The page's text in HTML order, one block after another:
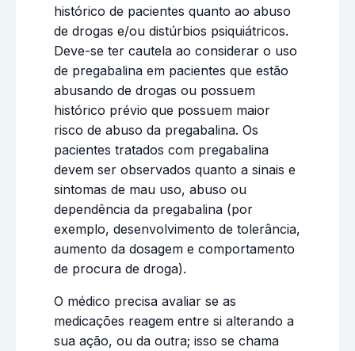
histórico de pacientes quanto ao abuso
de drogas e/ou distúrbios psiquiátricos.
Deve-se ter cautela ao considerar o uso
de pregabalina em pacientes que estão
abusando de drogas ou possuem
histórico prévio que possuem maior
risco de abuso da pregabalina. Os
pacientes tratados com pregabalina
devem ser observados quanto a sinais e
sintomas de mau uso, abuso ou
dependência da pregabalina (por
exemplo, desenvolvimento de tolerância,
aumento da dosagem e comportamento
de procura de droga).
O médico precisa avaliar se as
medicações reagem entre si alterando a
sua ação, ou da outra; isso se chama